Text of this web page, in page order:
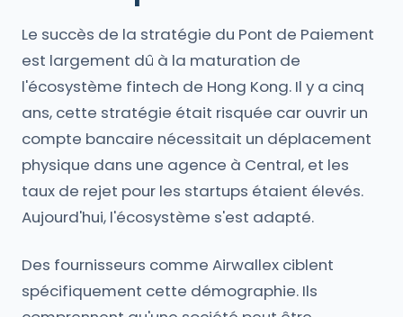
Le succès de la stratégie du Pont de Paiement
est largement dû à la maturation de
l'écosystème fintech de Hong Kong. Il y a cinq
ans, cette stratégie était risquée car ouvrir un
compte bancaire nécessitait un déplacement
physique dans une agence à Central, et les
taux de rejet pour les startups étaient élevés.
Aujourd'hui, l'écosystème s'est adapté.
Des fournisseurs comme Airwallex ciblent
spécifiquement cette démographie. Ils